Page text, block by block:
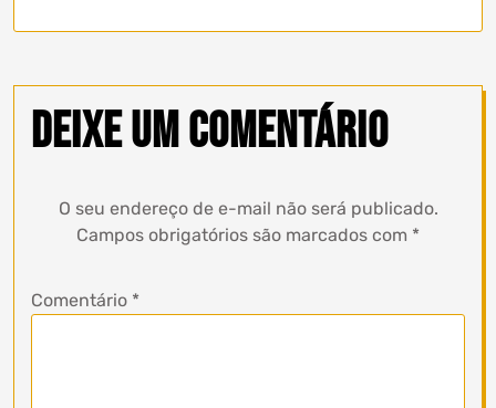
Deixe um comentário
O seu endereço de e-mail não será publicado.
Campos obrigatórios são marcados com *
Comentário *